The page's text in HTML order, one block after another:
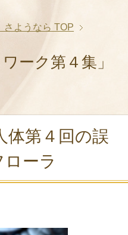
さようなら TOP
ーク第４集」
体第４回の誤
ーラ